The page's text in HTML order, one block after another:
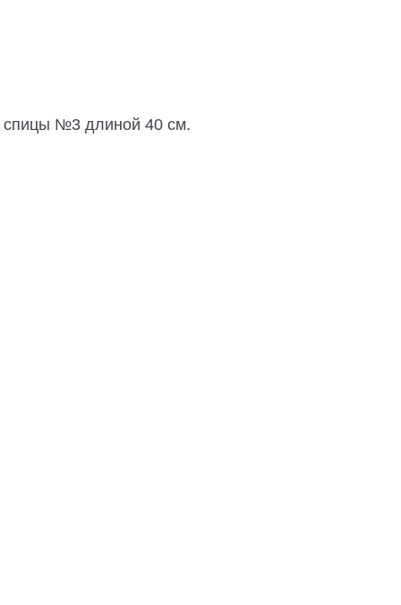
спицы №3 длиной 40 см.